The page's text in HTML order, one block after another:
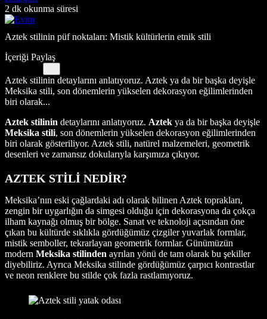
2 dk okunma süresi
Aztek stilinin püf noktaları: Mistik kültürlerin etnik stili
İçeriği Paylaş
Aztek stilinin detaylarını anlatıyoruz. Aztek ya da bir başka deyişle
Meksika stili, son dönemlerin yükselen dekorasyon eğilimlerinden
biri olarak...
Aztek stilinin detaylarını anlatıyoruz. Aztek ya da bir başka deyişle
Meksika stili, son dönemlerin yükselen dekorasyon eğilimlerinden
biri olarak gösteriliyor. Aztek stili, natürel malzemeleri, geometrik
desenleri ve zamansız dokularıyla karşımıza çıkıyor.
AZTEK STİLİ NEDİR?
Meksika’nın eski çağlardaki adı olarak bilinen Aztek toprakları,
zengin bir uygarlığın da simgesi olduğu için dekorasyona da çokça
ilham kaynağı olmuş bir bölge. Sanat ve teknoloji açısından öne
çıkan bu kültürde sıklıkla gördüğümüz çizgiler yuvarlak formlar,
mistik semboller, tekrarlayan geometrik formlar. Günümüzün
modern Meksika stilinden ayrılan yönü de tam olarak bu şekiller
diyebiliriz. Ayrıca Meksika stilinde gördüğümüz çarpıcı kontrastlar
ve neon renklere bu stilde çok fazla rastlamıyoruz.